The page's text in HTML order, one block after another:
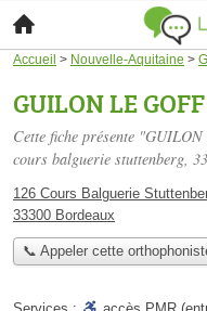
Accueil > Nouvelle-Aquitaine >
GUILON LE
Cette fiche présente
cours balguerie stuttenberg,
126 Cours Balguerie
33300 Bordeaux
📞 Appeler cette